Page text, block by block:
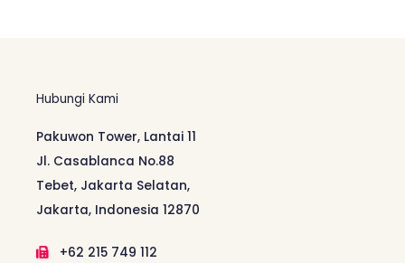
Hubungi Kami
Pakuwon Tower, Lantai 11
Jl. Casablanca No.88
Tebet, Jakarta Selatan,
Jakarta, Indonesia 12870
+62 215 749 112